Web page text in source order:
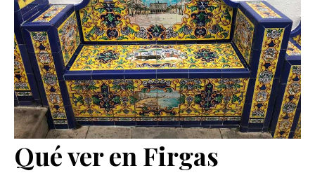
Qué ver en Firgas